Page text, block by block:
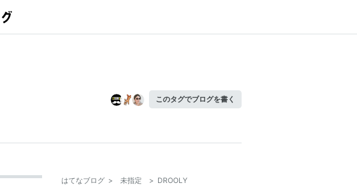
このタグでブログを書く
はてなブログ > 未指定 > DROOLY